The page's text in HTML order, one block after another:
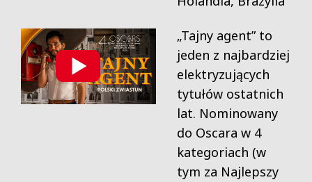
„Tajny agent” to
jeden z najbardziej
elektryzujących
tytułów ostatnich
lat. Nominowany
do Oscara w 4
kategoriach (w
tym za Najlepszy